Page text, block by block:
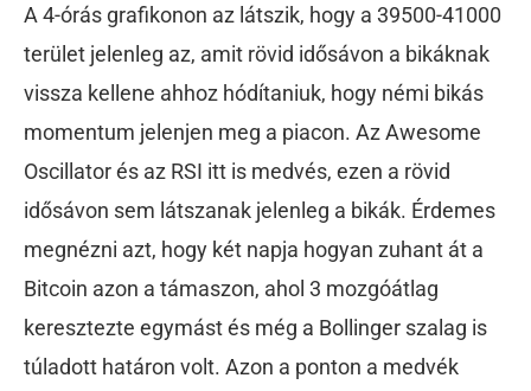
A 4-órás grafikonon az látszik, hogy a 39500-41000
terület jelenleg az, amit rövid idősávon a bikáknak
vissza kellene ahhoz hódítaniuk, hogy némi bikás
momentum jelenjen meg a piacon. Az Awesome
Oscillator és az RSI itt is medvés, ezen a rövid
idősávon sem látszanak jelenleg a bikák. Érdemes
megnézni azt, hogy két napja hogyan zuhant át a
Bitcoin azon a támaszon, ahol 3 mozgóátlag
keresztezte egymást és még a Bollinger szalag is
túladott határon volt. Azon a ponton a medvék